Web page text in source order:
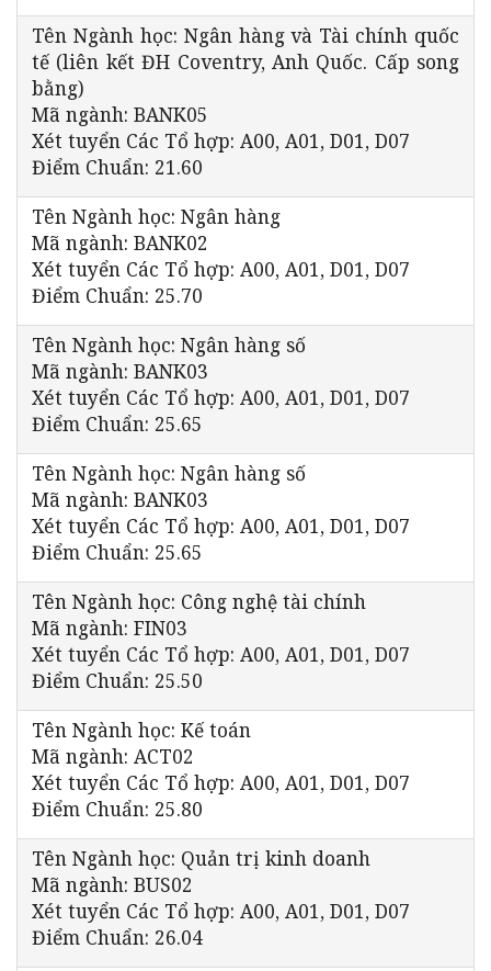
Tên Ngành học: Ngân hàng và Tài chính quốc
tế (liên kết ĐH Coventry, Anh Quốc. Cấp song
bằng)
Mã ngành: BANK05
Xét tuyển Các Tổ hợp: A00, A01, D01, D07
Điểm Chuẩn: 21.60
Tên Ngành học: Ngân hàng
Mã ngành: BANK02
Xét tuyển Các Tổ hợp: A00, A01, D01, D07
Điểm Chuẩn: 25.70
Tên Ngành học: Ngân hàng số
Mã ngành: BANK03
Xét tuyển Các Tổ hợp: A00, A01, D01, D07
Điểm Chuẩn: 25.65
Tên Ngành học: Ngân hàng số
Mã ngành: BANK03
Xét tuyển Các Tổ hợp: A00, A01, D01, D07
Điểm Chuẩn: 25.65
Tên Ngành học: Công nghệ tài chính
Mã ngành: FIN03
Xét tuyển Các Tổ hợp: A00, A01, D01, D07
Điểm Chuẩn: 25.50
Tên Ngành học: Kế toán
Mã ngành: ACT02
Xét tuyển Các Tổ hợp: A00, A01, D01, D07
Điểm Chuẩn: 25.80
Tên Ngành học: Quản trị kinh doanh
Mã ngành: BUS02
Xét tuyển Các Tổ hợp: A00, A01, D01, D07
Điểm Chuẩn: 26.04